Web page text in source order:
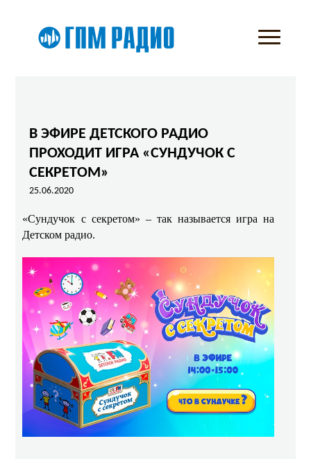
В ЭФИРЕ ДЕТСКОГО РАДИО
ПРОХОДИТ ИГРА «СУНДУЧОК С
СЕКРЕТОМ»
25.06.2020
«Сундучок с секретом» – так называется игра на
Детском радио.